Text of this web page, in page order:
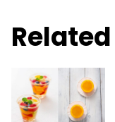
Related